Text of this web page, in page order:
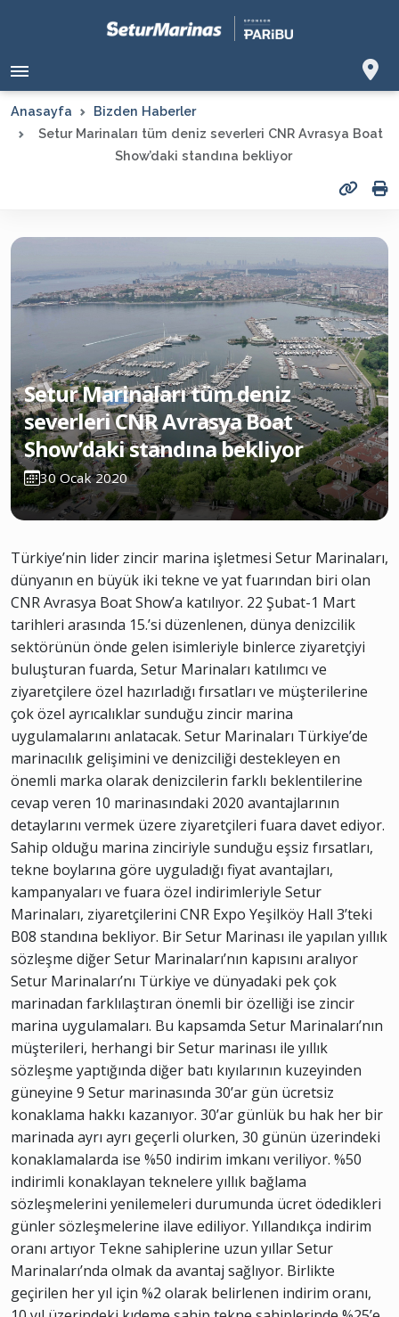
Anasayfa
Bizden Haberler
Setur Marinaları tüm deniz severleri CNR Avrasya Boat
Show’daki standına bekliyor
Setur Marinaları tüm deniz
severleri CNR Avrasya Boat
Show’daki standına bekliyor
30 Ocak 2020
Türkiye’nin lider zincir marina işletmesi Setur Marinaları,
dünyanın en büyük iki tekne ve yat fuarından biri olan
CNR Avrasya Boat Show’a katılıyor. 22 Şubat-1 Mart
tarihleri arasında 15.’si düzenlenen, dünya denizcilik
sektörünün önde gelen isimleriyle binlerce ziyaretçiyi
buluşturan fuarda, Setur Marinaları katılımcı ve
ziyaretçilere özel hazırladığı fırsatları ve müşterilerine
çok özel ayrıcalıklar sunduğu zincir marina
uygulamalarını anlatacak. Setur Marinaları Türkiye’de
marinacılık gelişimini ve denizciliği destekleyen en
önemli marka olarak denizcilerin farklı beklentilerine
cevap veren 10 marinasındaki 2020 avantajlarının
detaylarını vermek üzere ziyaretçileri fuara davet ediyor.
Sahip olduğu marina zinciriyle sunduğu eşsiz fırsatları,
tekne boylarına göre uyguladığı fiyat avantajları,
kampanyaları ve fuara özel indirimleriyle Setur
Marinaları, ziyaretçilerini CNR Expo Yeşilköy Hall 3’teki
B08 standına bekliyor. Bir Setur Marinası ile yapılan yıllık
sözleşme diğer Setur Marinaları’nın kapısını aralıyor
Setur Marinaları’nı Türkiye ve dünyadaki pek çok
marinadan farklılaştıran önemli bir özelliği ise zincir
marina uygulamaları. Bu kapsamda Setur Marinaları’nın
müşterileri, herhangi bir Setur marinası ile yıllık
sözleşme yaptığında diğer batı kıyılarının kuzeyinden
güneyine 9 Setur marinasında 30’ar gün ücretsiz
konaklama hakkı kazanıyor. 30’ar günlük bu hak her bir
marinada ayrı ayrı geçerli olurken, 30 günün üzerindeki
konaklamalarda ise %50 indirim imkanı veriliyor. %50
indirimli konaklayan teknelere yıllık bağlama
sözleşmelerini yenilemeleri durumunda ücret ödedikleri
günler sözleşmelerine ilave ediliyor. Yıllandıkça indirim
oranı artıyor Tekne sahiplerine uzun yıllar Setur
Marinaları’nda olmak da avantaj sağlıyor. Birlikte
geçirilen her yıl için %2 olarak belirlenen indirim oranı,